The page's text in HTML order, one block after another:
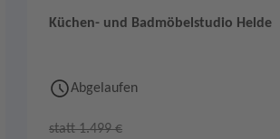
Küchen- und Badmöbelstudio Helde
Abgelaufen
statt 1.499 €